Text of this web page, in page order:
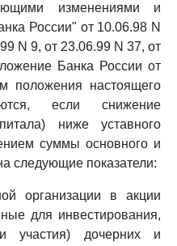
изменениями и
России" от 10.06.98 N
N 9, от 23.06.99 N 37, от
Банка России от
положения настоящего
если снижение
ниже уставного
суммы основного и
следующие показатели:
организации в акции
для инвестирования,
участия) дочерних и